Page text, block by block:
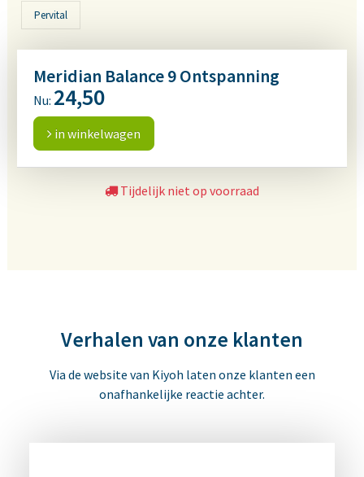
Pervital
Meridian Balance 9 Ontspanning
Nu: 24,50
in winkelwagen
Tijdelijk niet op voorraad
Verhalen van onze klanten
Via de website van Kiyoh laten onze klanten een
onafhankelijke reactie achter.